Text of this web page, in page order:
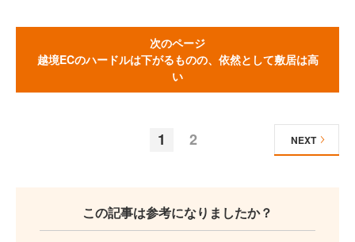
次のページ
越境ECのハードルは下がるものの、依然として敷居は高
い
1 2 NEXT
この記事は参考になりましたか？